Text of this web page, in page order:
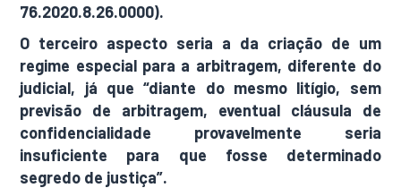
76.2020.8.26.0000).
O terceiro aspecto seria a da criação de um
regime especial para a arbitragem, diferente do
judicial, já que “diante do mesmo litígio, sem
previsão de arbitragem, eventual cláusula de
confidencialidade provavelmente seria
insuficiente para que fosse determinado
segredo de justiça”.